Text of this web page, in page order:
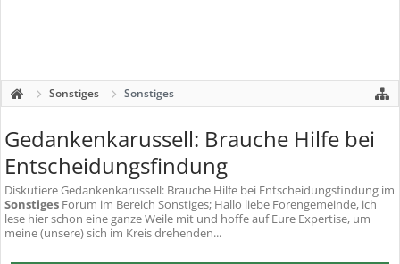
Sonstiges Sonstiges
Gedankenkarussell: Brauche Hilfe bei
Entscheidungsfindung
DiskutiereGedankenkarussell: Brauche Hilfe bei Entscheidungsfindung im
Sonstiges Forum im Bereich Sonstiges; Hallo liebe Forengemeinde, ich
lese hier schon eine ganze Weile mit und hoffe auf Eure Expertise, um
meine (unsere) sich im Kreis drehenden...